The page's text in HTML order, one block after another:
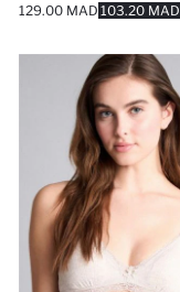
103.20 MAD
129.00 MAD